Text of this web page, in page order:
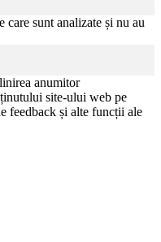
care sunt analizate și nu au
anumitor
site-ului web pe
feedback și alte funcții ale